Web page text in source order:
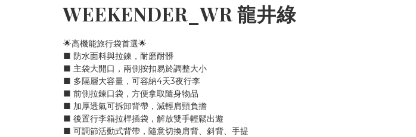
WEEKENDER_WR 龍井綠
🌟高機能旅行袋首選🌟
■ 防水面料與拉鍊，耐磨耐髒
■ 主袋大開口，兩側按扣易於調整大小
■ 多隔層大容量，可容納4天3夜行李
■ 前側拉鍊口袋，方便拿取隨身物品
■ 加厚透氣可拆卸背帶，減輕肩頸負擔
■ 後置行李箱拉桿插袋，解放雙手輕鬆出遊
■ 可調節活動式背帶，隨意切換肩背、斜背、手提